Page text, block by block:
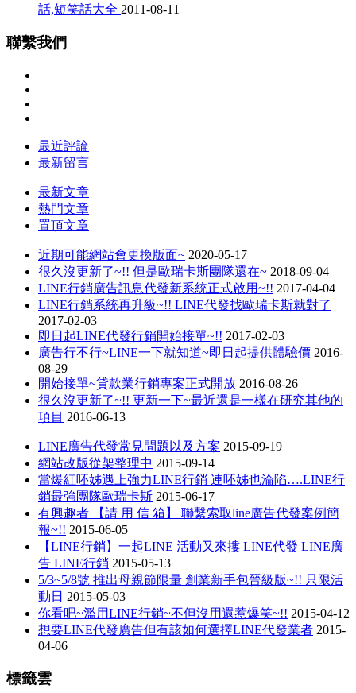
話,短笑話大全 2011-08-11
聯繫我們
最近評論
最新留言
最新文章
熱門文章
置頂文章
近期可能網站會更換版面~ 2020-05-17
很久沒更新了~!! 但是歐瑞卡斯團隊還在~ 2018-09-04
LINE行銷廣告訊息代發新系統正式啟用~!! 2017-04-04
LINE行銷系統再升級~!! LINE代發找歐瑞卡斯就對了
2017-02-03
即日起LINE代發行銷開始接單~!! 2017-02-03
廣告行不行~LINE一下就知道~即日起提供體驗價 2016-
08-29
開始接單~貸款業行銷專案正式開放 2016-08-26
很久沒更新了~!! 更新一下~最近還是一樣在研究其他的
項目 2016-06-13
LINE廣告代發常見問題以及方案 2015-09-19
網站改版從架整理中 2015-09-14
當爆紅呸姊遇上強力LINE行銷 連呸姊也淪陷….LINE行
銷最強團隊歐瑞卡斯 2015-06-17
有興趣者 【請 用 信 箱】 聯繫索取line廣告代發案例簡
報~!! 2015-06-05
【LINE行銷】一起LINE 活動又來摟 LINE代發 LINE廣
告 LINE行銷 2015-05-13
5/3~5/8號 推出母親節限量 創業新手包晉級版~!! 只限活
動日 2015-05-03
你看吧~濫用LINE行銷~不但沒用還惹爆笑~!! 2015-04-12
想要LINE代發廣告但有該如何選擇LINE代發業者 2015-
04-06
標籤雲